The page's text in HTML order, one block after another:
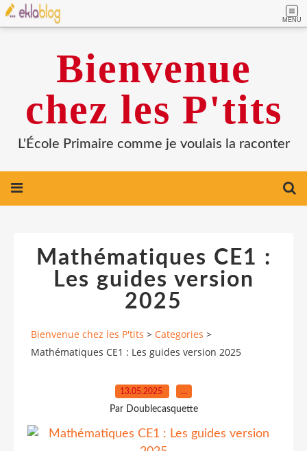
MENU
Bienvenue
chez les P'tits
L'École Primaire comme je voulais la raconter
Mathématiques CE1 :
Les guides version
2025
Bienvenue chez les P'tits > Categories >
Mathématiques CE1 : Les guides version 2025
13.05.2025 …
Par Doublecasquette